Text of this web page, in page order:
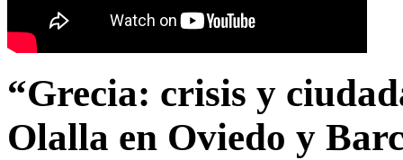
“Grecia: crisis y
Olalla en Oviedo y